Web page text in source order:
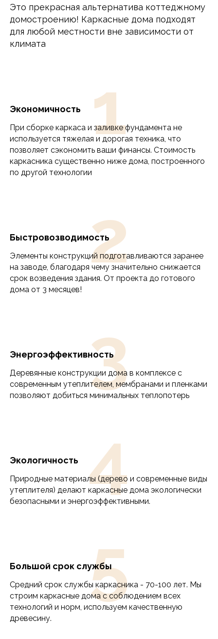
Это прекрасная альтернатива коттеджному
домостроению! Каркасные дома подходят
для любой местности вне зависимости от
климата
Экономичность
При сборке каркаса и заливке фундамента не
используется тяжелая и дорогая техника, что
позволяет сэкономить ваши финансы. Стоимость
каркасника существенно ниже дома, построенного
по другой технологии
1
Быстровозводимость
Элементы конструкций подготавливаются заранее
на заводе, благодаря чему значительно снижается
срок возведения здания. От проекта до готового
дома от 3 месяцев!
2
Энергоэффективность
Деревянные конструкции дома в комплексе с
современным утеплителем, мембранами и пленками
позволяют добиться минимальных теплопотерь
3
Экологичность
Природные материалы (дерево и современные виды
утеплителя) делают каркасные дома экологически
безопасными и энергоэффективными.
4
Большой срок службы
Средний срок службы каркасника - 70-100 лет. Мы
строим каркасные дома с соблюдением всех
технологий и норм, используем качественную
древесину.
5
Выберите желаемую площадь дома
до 100 м2
от 100 до 150 м2
от 150 до 200 м2
2 этажа
дом с мансардой
Внутренняя отделка
Ориентировочный бюджет на
строительство?
5800000
В ближайшее время
В течение полугода
В течение года
Ваше имя
подходящий проект?
Мы разработаем
Наши инженеры и архитекторы
реализуют все ваши идеи, просто
заполните форму